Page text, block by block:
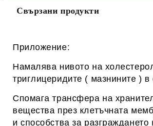
Свързани продукти
Приложение:
Намалява нивото на
триглицеридите ( мазнините ) в
Спомага трансфера на
вещества през клетъчната
и способства за разграждането